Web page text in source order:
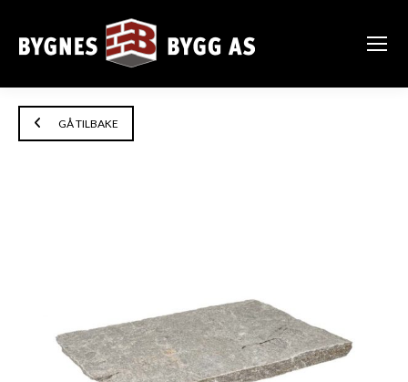
GÅ TILBAKE